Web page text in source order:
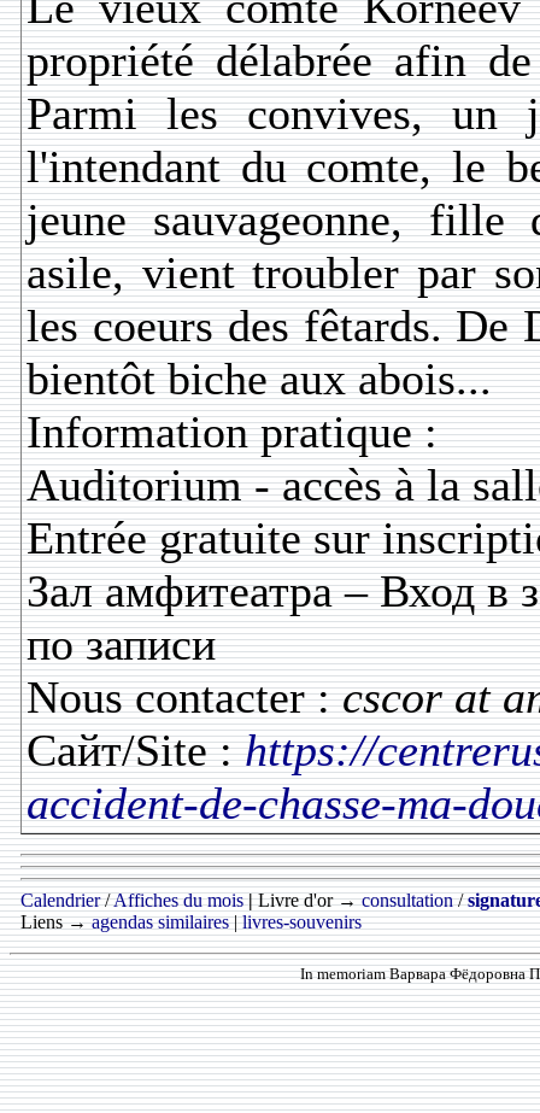
propriété délabrée afin
Parmi les convives, un
l'intendant du comte, le
jeune sauvageonne,
asile, vient troubler par
les coeurs des fêtards. De
bientôt biche aux abois...
Information pratique :
Auditorium - accès à la
Entrée gratuite sur
Зал амфитеатра – Вход в
по записи
Nous contacter :cscor at
Сайт/Site :https://
accident-de-chasse-ma-
Calendrier/Affiches du mois |Livre d'or →consultation/
Liens →agendas similaires|livres-souvenirs
In memoriam Варвара Фёдоровна